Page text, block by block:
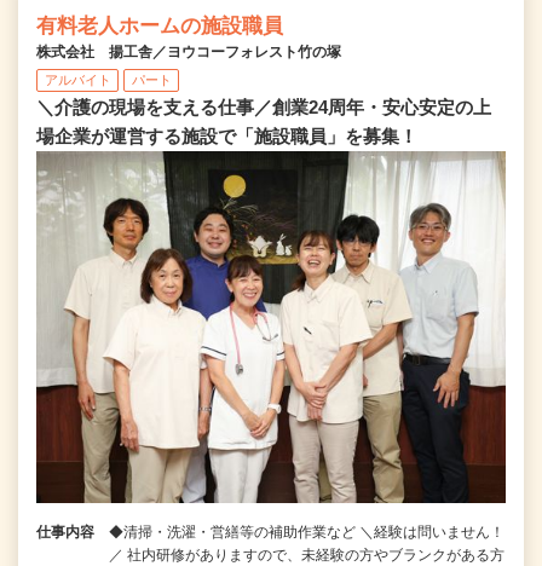
有料老人ホームの施設職員
株式会社 揚工舎／ヨウコーフォレスト竹の塚
アルバイト パート
＼介護の現場を支える仕事／創業24周年・安心安定の上
場企業が運営する施設で「施設職員」を募集！
仕事内容
◆清掃・洗濯・営繕等の補助作業など ＼経験は問いません！
／ 社内研修がありますので、未経験の方やブランクがある方